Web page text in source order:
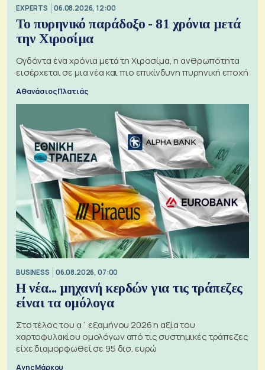
EXPERTS 06.08.2026, 12:00
Το πυρηνικό παράδοξο - 81 χρόνια μετά
την Χιροσίμα
Ογδόντα ένα χρόνια μετά τη Χιροσίμα, η ανθρωπότητα
εισέρχεται σε μια νέα και πιο επικίνδυνη πυρηνική εποχή
Αθανάσιος Πλατιάς
BUSINESS 06.08.2026, 07:00
Η νέα... μηχανή κερδών για τις τράπεζες
είναι τα ομόλογα
Στο τέλος του α΄ εξαμήνου 2026 η αξία του
χαρτοφυλακίου ομολόγων από τις συστημικές τράπεζες
είχε διαμορφωθεί σε 95 δισ. ευρώ
Αγης Μάρκου